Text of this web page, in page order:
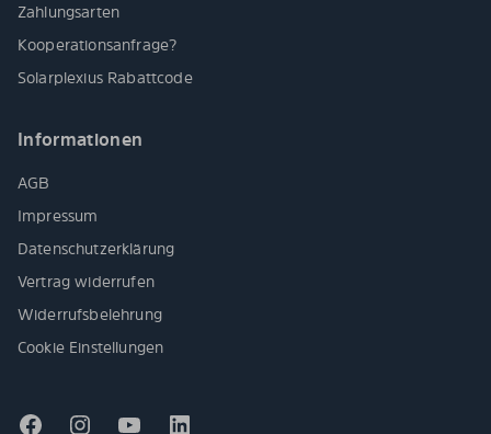
Zahlungsarten
Kooperationsanfrage?
Solarplexius Rabattcode
Informationen
AGB
Impressum
Datenschutzerklärung
Vertrag widerrufen
Widerrufsbelehrung
Cookie Einstellungen